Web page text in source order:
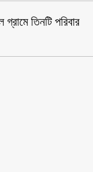
তিনটি পরিবার